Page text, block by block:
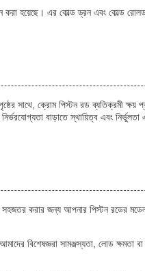
করা হয়েছে। এর কোল্ড ড্রন এবং কোল্ড
সাথে, ক্রোম পিস্টন রড ব্যতিক্রমী ক্ষয়
নির্ভরযোগ্যতা বাড়াতে স্থায়িত্ব এবং
করার জন্য আপনার পিস্টন রডের
বিশেষজ্ঞরা সামঞ্জস্যতা, লোড ক্ষমতা